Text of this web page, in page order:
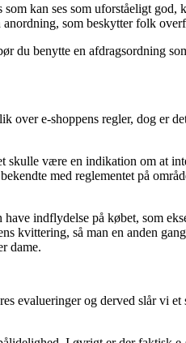
kan ses som uforståeligt
som beskytter folk
du benytte en afdragsordning
over e-shoppens regler, dog er
skulle være en indikation om at
med reglementet på
indflydelse på købet, som
kvittering, så man en anden
dame.
evalueringer og derved slår vi